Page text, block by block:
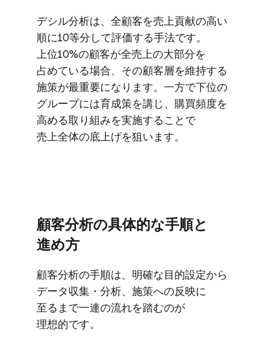
デシル分析は、​全顧客を​売上貢献の​高い​
順に​10等分して​評価する​手法です。​
上位10%の​顧客が​全売上の​大部分を​
占めている​場合、​その​顧客層を​維持する​
施策が​最重要に​なります。​一方で​下位の​
グループには​育成策を​講じ、​購買頻度を​
高める​取り組みを​実施する​ことで​
売上全体の​底上げを​狙います。
顧客分析の​具体的な​手順と​
進め方
顧客分析の​手順は、​明確な​目的設定から​
データ収集・分析、​施策への​反映に​
至るまで​一連の​流れを​踏むのが​
理想的です。